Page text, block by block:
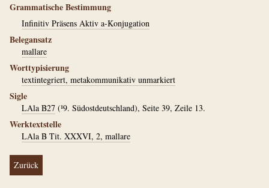
Grammatische Bestimmung
Infinitiv Präsens Aktiv a-Konjugation
Belegansatz
mallare
Worttypisierung
textintegriert, metakommunikativ unmarkiert
Sigle
LAla B27 (¹9. Südostdeutschland), Seite 39, Zeile 13.
Werktextstelle
LAla B Tit. XXXVI, 2, mallare
Zurück